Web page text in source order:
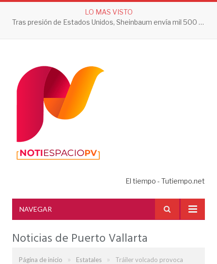
LO MAS VISTO
Tras presión de Estados Unidos, Sheinbaum envía mil 500 soldados a Michoacán
El tiempo - Tutiempo.net
NAVEGAR
Noticias de Puerto Vallarta
Página de inicio » Estatales »
Tráiler volcado provoca